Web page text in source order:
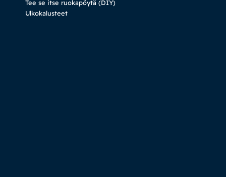
Tee se itse ruokapöytä (DIY)
Ulkokalusteet